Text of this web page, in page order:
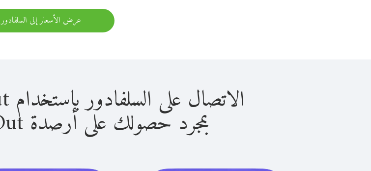
عرض الأسعار إلى السلفادور
الاتصال على السلفادور باستخدام Viber Out سهل للغاية.
بمجرد حصولك على أرصدة Viber Out، يمكنك: